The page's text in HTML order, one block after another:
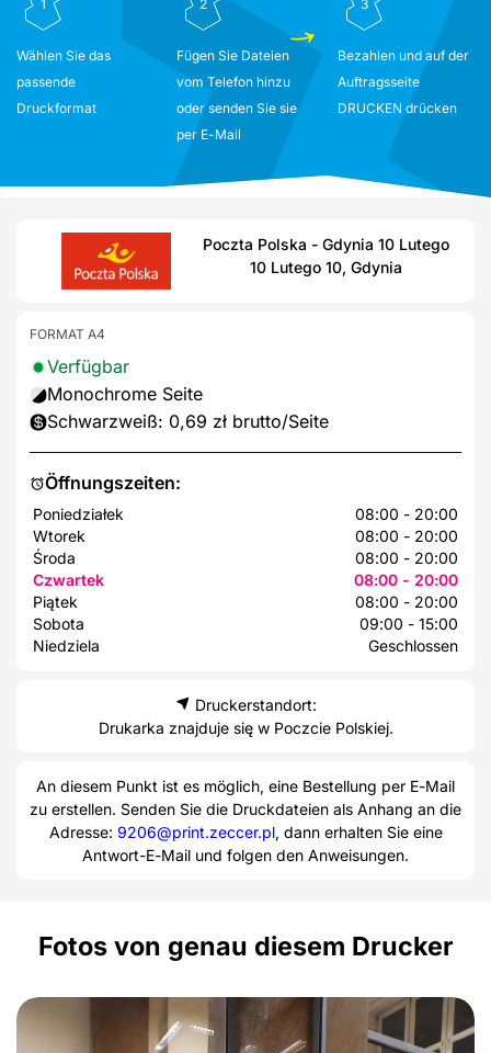
1
Wählen Sie das
passende
Druckformat
2
Fügen Sie Dateien
vom Telefon hinzu
oder senden Sie sie
per E-Mail
3
Bezahlen und auf der
Auftragsseite
DRUCKEN drücken
Poczta Polska - Gdynia 10 Lutego
10 Lutego 10, Gdynia
Öffnungszeiten:
Poniedziałek
08:00 - 20:00
Wtorek
08:00 - 20:00
Środa
08:00 - 20:00
Czwartek
08:00 - 20:00
Piątek
08:00 - 20:00
Sobota
09:00 - 15:00
Niedziela
Geschlossen
FORMAT A4
Verfügbar
Monochrome Seite
Schwarzweiß: 0,69 zł brutto/Seite
Druckerstandort:
Drukarka znajduje się w Poczcie Polskiej.
An diesem Punkt ist es möglich, eine Bestellung per E-Mail
zu erstellen. Senden Sie die Druckdateien als Anhang an die
Adresse: 9206@print.zeccer.pl, dann erhalten Sie eine
Antwort-E-Mail und folgen den Anweisungen.
Fotos von genau diesem Drucker